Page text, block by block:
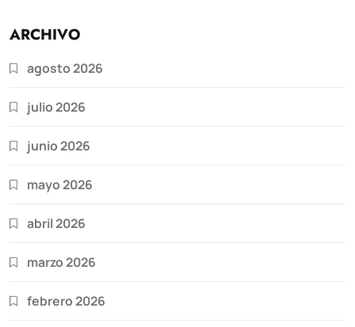
ARCHIVO
agosto 2026
julio 2026
junio 2026
mayo 2026
abril 2026
marzo 2026
febrero 2026